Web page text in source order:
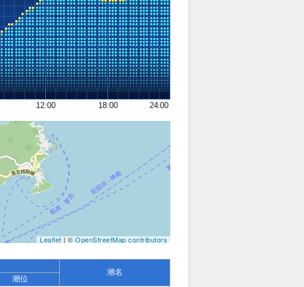
12:00 18:00 24:00
Leaflet| ©OpenStreetMap contributors
潮名
潮位